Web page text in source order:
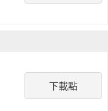
下載點